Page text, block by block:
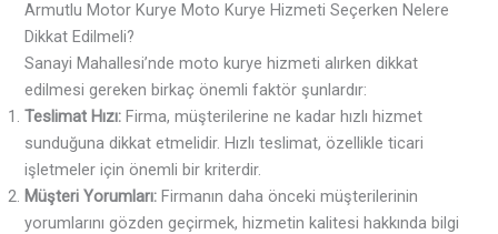
Armutlu Motor Kurye Moto Kurye Hizmeti Seçerken Nelere
Dikkat Edilmeli?
Sanayi Mahallesi’nde moto kurye hizmeti alırken dikkat
edilmesi gereken birkaç önemli faktör şunlardır:
Teslimat Hızı: Firma, müşterilerine ne kadar hızlı hizmet
sunduğuna dikkat etmelidir. Hızlı teslimat, özellikle ticari
işletmeler için önemli bir kriterdir.
Müşteri Yorumları: Firmanın daha önceki müşterilerinin
yorumlarını gözden geçirmek, hizmetin kalitesi hakkında bilgi